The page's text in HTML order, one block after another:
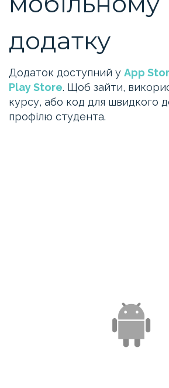
додатку
Додаток доступний у App
Play Store. Щоб зайти,
курсу, або код для швидкого
профілю студента.